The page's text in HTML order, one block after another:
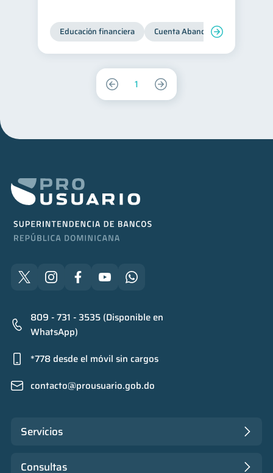
Educación financiera Cuenta Abandonada
1
809 - 731 - 3535 (Disponible en
WhatsApp)
*778 desde el móvil sin cargos
contacto@prousuario.gob.do
Servicios
Consultas